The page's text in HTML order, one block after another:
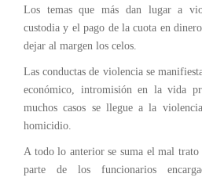
Los temas que más dan lugar a
custodia y el pago de la cuota en
dejar al margen los celos.
Las conductas de violencia se
económico, intromisión en la vida
muchos casos se llegue a la
homicidio.
A todo lo anterior se suma el mal
parte de los funcionarios